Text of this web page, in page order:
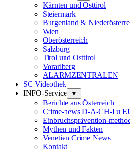
Kärnten und Osttirol
Steiermark
Burgenland &
Wien
Oberösterreich
Salzburg
Tirol und Osttirol
Vorarlberg
ALARMZENTRALEN
SC Videothek
INFO-Service
▼
Berichte aus Österreich
Crime-news D-A-CH-I u
Einbruchsprävention-
Mythen und Fakten
Venetien Crime-News
Kontakt